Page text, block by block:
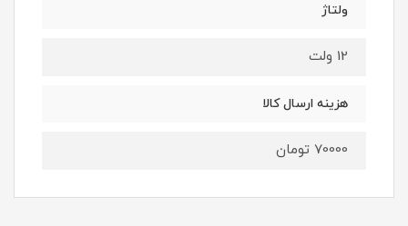
ولتاژ
12 ولت
هزینه ارسال کالا
70000 تومان